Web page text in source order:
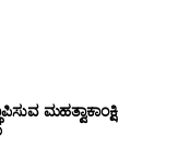
ಮಹತ್ವಾಕಾಂಕ್ಷಿ